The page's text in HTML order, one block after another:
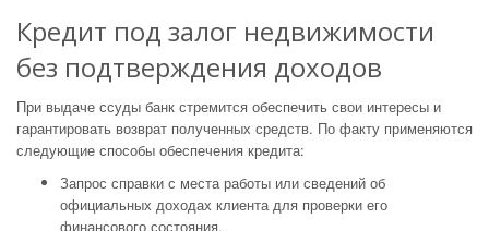
Кредит под залог недвижимости
без подтверждения доходов
При выдаче ссуды банк стремится обеспечить свои интересы и
гарантировать возврат полученных средств. По факту применяются
следующие способы обеспечения кредита:
Запрос справки с места работы или сведений об
официальных доходах клиента для проверки его
финансового состояния.